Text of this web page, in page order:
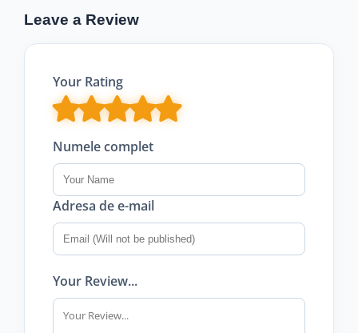
Leave a Review
Your Rating
Numele complet
Adresa de e-mail
Your Review...